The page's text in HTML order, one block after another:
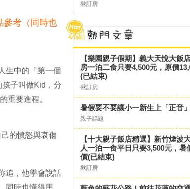
參考（同時也
生中的「第一個
孩子叫做Kid，分
重要進程。
的憤怒與哀傷
追，他學會說話
同時也懂得用
揪訂房
【樂園親子假期】義大天悅大飯
房一泊二食只要4,500元，原價
(已結束)
揪訂房
暑假要不要讓小一新生上「正音
親子話題
【十大親子飯店精選】新竹煙波
人一泊一食平日只要3,500元，暑
價(已結束)
揪訂房